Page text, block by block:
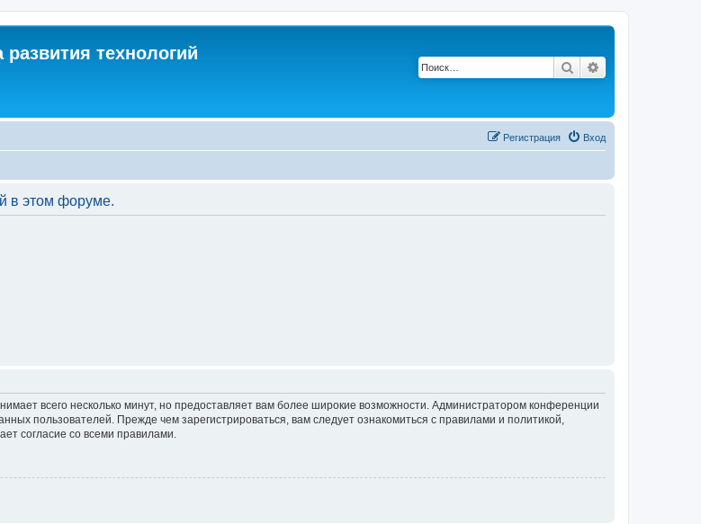
технологий
Поиск
Вход
Регистрация
в этом форуме.
всего несколько минут, но предоставляет вам более широкие возможности. Администратором конференции
пользователей. Прежде чем зарегистрироваться, вам следует ознакомиться с правилами и политикой,
согласие со всеми правилами.